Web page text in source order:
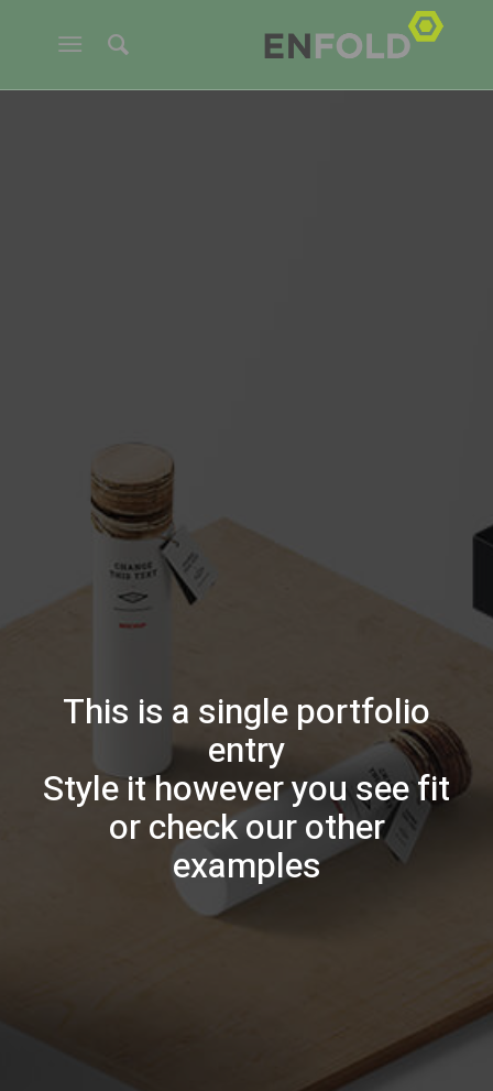
This is a single portfolio
entry
Style it however you see fit
or check our other
examples